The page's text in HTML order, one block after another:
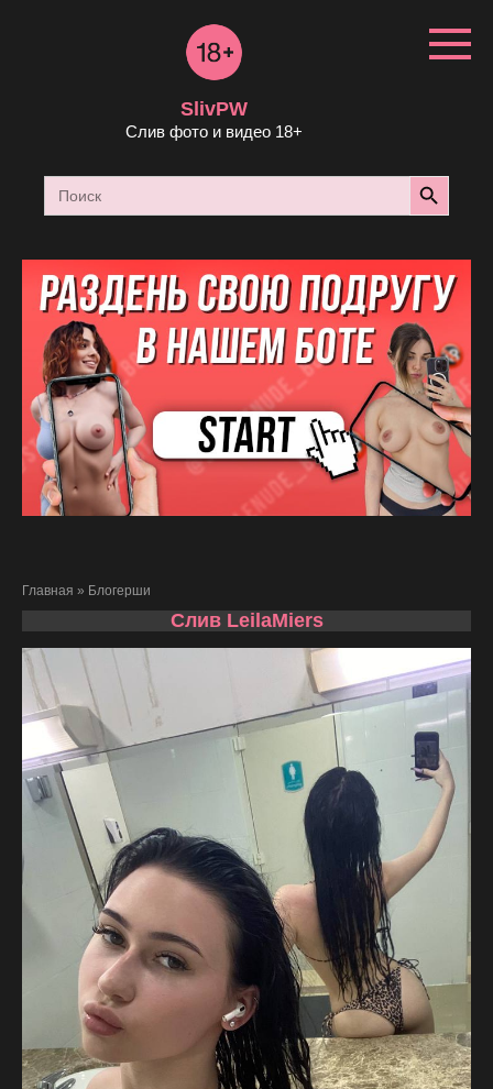
SlivPW
Слив фото и видео 18+
Search
for:
Search Button
Главная » Блогерши
Слив LeilaMiers